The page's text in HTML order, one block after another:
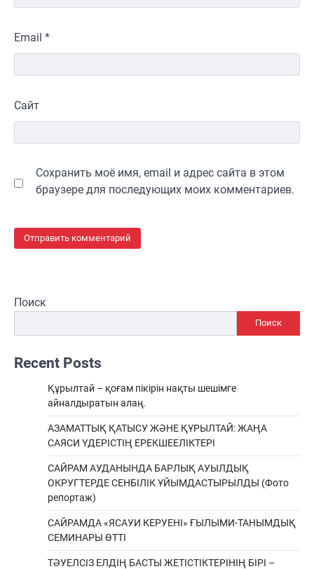
Email *
Сайт
Сохранить моё имя, email и адрес сайта в этом
браузере для последующих моих комментариев.
Поиск
Поиск
Recent Posts
Құрылтай – қоғам пікірін нақты шешімге
айналдыратын алаң.
АЗАМАТТЫҚ ҚАТЫСУ ЖӘНЕ ҚҰРЫЛТАЙ: ЖАҢА
САЯСИ ҮДЕРІСТІҢ ЕРЕКШEЕЛІКТЕРІ
САЙРАМ АУДАНЫНДА БАРЛЫҚ АУЫЛДЫҚ
ОКРУГТЕРДЕ СЕНБІЛІК ҰЙЫМДАСТЫРЫЛДЫ (Фото
репортаж)
САЙРАМДА «ЯСАУИ КЕРУЕНІ» ҒЫЛЫМИ-ТАНЫМДЫҚ
СЕМИНАРЫ ӨТТІ
ТӘУЕЛСІЗ ЕЛДІҢ БАСТЫ ЖЕТІСТІКТЕРІНІҢ БІРІ –